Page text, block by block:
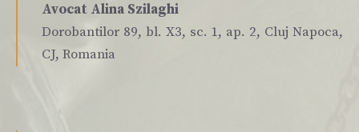
Avocat Alina Szilaghi
Dorobantilor 89, bl. X3, sc. 1, ap. 2, Cluj Napoca,
CJ, Romania